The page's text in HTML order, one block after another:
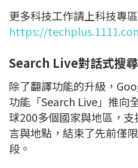
更多科技工作請上科技專區
https://
Search Live對話式搜
除了翻譯功能的升級，
功能「Search Live」推向
球200多個國家與地區，
言與地點，結束了先前僅
段。